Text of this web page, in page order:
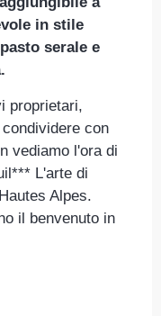
in stile
serale e
proprietari,
con
vediamo l'ora di
L'arte di
Alpes.
il benvenuto in